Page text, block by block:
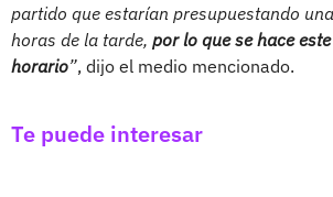
partido que estarían presupuestando
horas de la tarde, por lo que se hace
horario”, dijo el medio mencionado.
Te puede interesar